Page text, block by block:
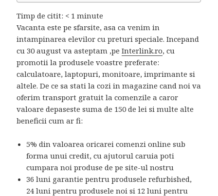
Timp de citit: < 1 minute
Vacanta este pe sfarsite, asa ca venim in
intampinarea elevilor cu preturi speciale. Incepand
cu 30 august va asteptam ,peInterlink.ro, cu
promotii la produsele voastre preferate:
calculatoare, laptopuri, monitoare, imprimante si
altele. De ce sa stati la cozi in magazine cand noi va
oferim transport gratuit la comenzile a caror
valoare depaseste suma de 150 de lei si multe alte
beneficii cum ar fi:
5% din valoarea oricarei comenzi online sub
forma unui credit, cu ajutorul caruia poti
cumpara noi produse de pe site-ul nostru
36 luni garantie pentru produsele refurbished,
24 luni pentru produsele noi si 12 luni pentru